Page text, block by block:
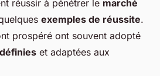
réussir à pénétrer le marché
exemples de réussite.
prospéré ont souvent adopté
et adaptées aux